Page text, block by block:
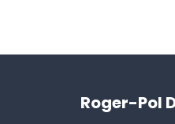
Roger-Pol